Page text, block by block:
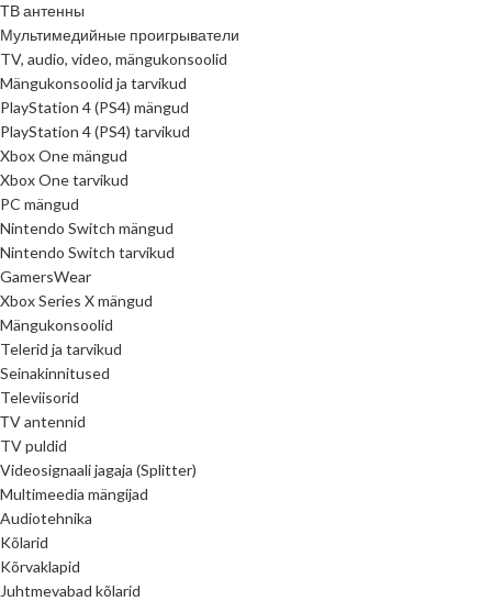
ТВ антенны
Мультимедийные проигрыватели
TV, audio, video, mängukonsoolid
Mängukonsoolid ja tarvikud
PlayStation 4 (PS4) mängud
PlayStation 4 (PS4) tarvikud
Xbox One mängud
Xbox One tarvikud
PC mängud
Nintendo Switch mängud
Nintendo Switch tarvikud
GamersWear
Xbox Series X mängud
Mängukonsoolid
Telerid ja tarvikud
Seinakinnitused
Televiisorid
ТV antennid
TV puldid
Videosignaali jagaja (Splitter)
Multimeedia mängijad
Audiotehnika
Kõlarid
Kõrvaklapid
Juhtmevabad kõlarid